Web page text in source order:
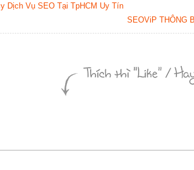
Dịch Vụ SEO Tại TpHCM Uy Tín
SEOViP THÔNG